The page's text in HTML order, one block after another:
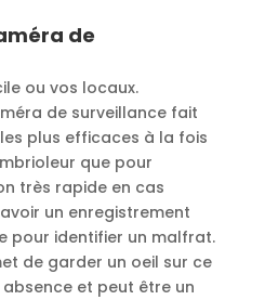
de
ou vos locaux.
de surveillance fait
plus efficaces à la fois
que pour
très rapide en cas
un enregistrement
pour identifier un malfrat.
de garder un oeil sur ce
et peut être un